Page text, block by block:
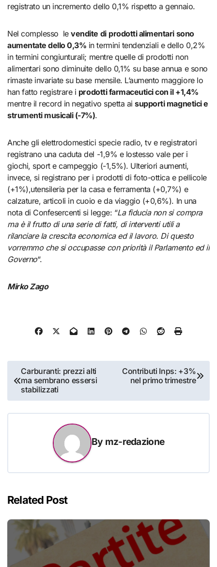
registrato un incremento dello 0,1% rispetto a gennaio.
Nel complesso levendite di prodotti alimentari sono
aumentate dello 0,3% in termini tendenziali e dello 0,2%
in termini congiunturali; mentre quelle di prodotti non
alimentari sono diminuite dello 0,1% su base annua e sono
rimaste invariate su base mensile. L’aumento maggiore lo
han fatto registrare i prodotti farmaceutici con il +1,4%
mentre il record in negativo spetta aisupporti magnetici e
strumenti musicali (-7%).
Anche gli elettrodomestici specie radio, tv e registratori
registrano una caduta del -1,9% e lostesso vale per i
giochi, sport e campeggio (-1,5%). Ulteriori aumenti,
invece, si registrano per i prodotti di foto-ottica e pellicole
(+1%),utensileria per la casa e ferramenta (+0,7%) e
calzature, articoli in cuoio e da viaggio (+0,6%). In una
nota di Confesercenti si legge: “La fiducia non si compra
ma è il frutto di una serie di fatti, di interventi utili a
rilanciare la crescita economica ed il lavoro. Di questo
vorremmo che si occupasse con priorità il Parlamento ed il
Governo“.
Mirko Zago
Navigazione
articoli
Carburanti: prezzi alti
ma sembrano essersi
stabilizzati
Contributi Inps: +3%
nel primo trimestre
By mz-redazione
Related Post